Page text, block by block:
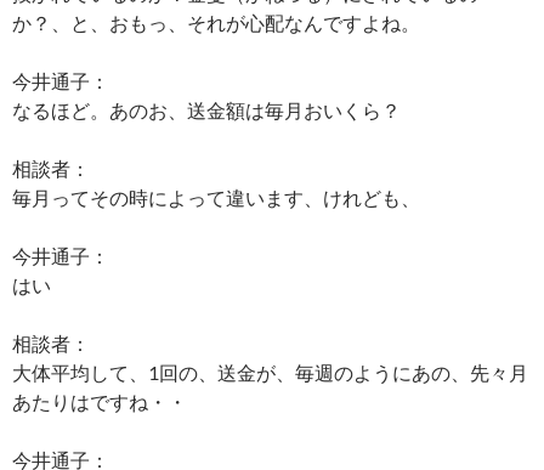
か？、と、おもっ、それが心配なんですよね。
今井通子：
なるほど。あのお、送金額は毎月おいくら？
相談者：
毎月ってその時によって違います、けれども、
今井通子：
はい
相談者：
大体平均して、1回の、送金が、毎週のようにあの、先々月
あたりはですね・・
今井通子：